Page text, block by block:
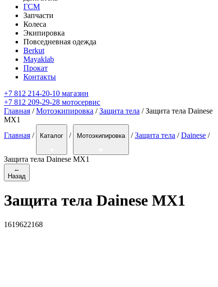
ГСМ
Запчасти
Колеса
Экипировка
Повседневная одежда
Berkut
Mayaklab
Прокат
Контакты
+7 812 214-20-10 магазин
+7 812 209-29-28 мотосервис
Главная /Мотоэкипировка /Защита тела / Защита тела Dainese
MX1
Главная / Каталог / Мотоэкипировка / Защита тела / Dainese /
Защита тела Dainese MX1
←
Назад
Защита тела Dainese MX1
1619622168